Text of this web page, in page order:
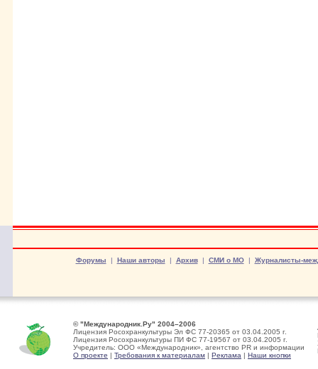
Форумы | Наши авторы | Архив| СМИ о МО| Журналисты-
© "Международник.Ру" 2004–2006
Лицензия Росохранкультуры Эл ФС 77-20365 от 03.04.2005 г.
Лицензия Росохранкультуры ПИ ФС 77-19567 от 03.04.2005 г.
Учредитель: ООО «Международник», агентство PR и информации
О проекте | Требования к материалам | Реклама | Наши кнопки